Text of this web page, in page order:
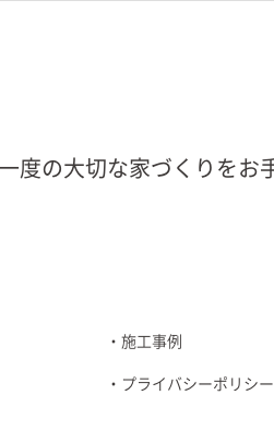
度の大切な家づくりをお
施工事例
プライバシーポリシー